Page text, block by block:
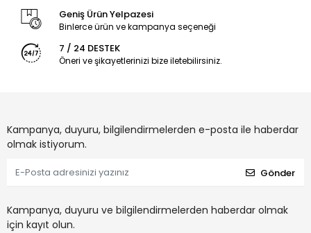
Geniş Ürün Yelpazesi
Binlerce ürün ve kampanya seçeneği
7 / 24 DESTEK
Öneri ve şikayetlerinizi bize iletebilirsiniz.
Kampanya, duyuru, bilgilendirmelerden e-posta ile haberdar
olmak istiyorum.
Gönder
Kampanya, duyuru ve bilgilendirmelerden haberdar olmak
için kayıt olun.